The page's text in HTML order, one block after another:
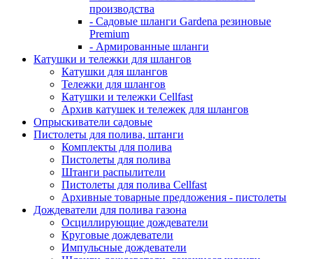
производства
- Садовые шланги Gardena резиновые
Premium
- Армированные шланги
Катушки и тележки для шлангов
Катушки для шлангов
Тележки для шлангов
Катушки и тележки Cellfast
Архив катушек и тележек для шлангов
Опрыскиватели садовые
Пистолеты для полива, штанги
Комплекты для полива
Пистолеты для полива
Штанги распылители
Пистолеты для полива Cellfast
Архивные товарные предложения - пистолеты
Дождеватели для полива газона
Осциллирующие дождеватели
Круговые дождеватели
Импульсные дождеватели